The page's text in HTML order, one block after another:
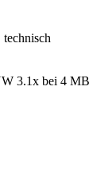
3.1x bei 4 MB